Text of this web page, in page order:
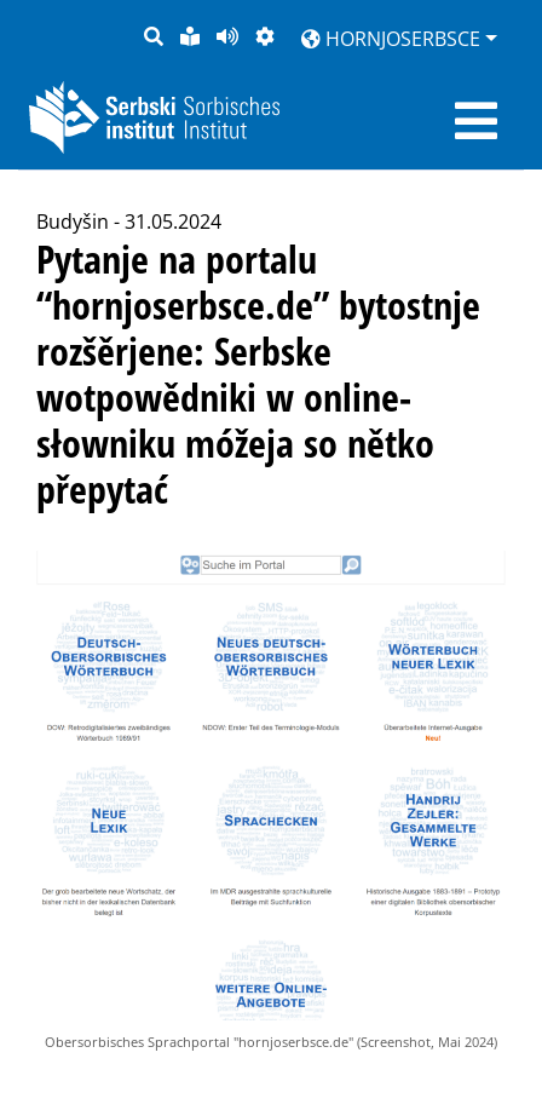
PYTANJE
LOCHKA
RĚČ
STRONU
PŘEDČITAĆ
ZWOBRAZNJENJE
HORNJOSERBSCE
Budyšin - 31.05.2024
Pytanje na portalu
“hornjoserbsce.de” bytostnje
rozšěrjene: Serbske
wotpowědniki w online-
słowniku móžeja so nětko
přepytać
Obersorbisches Sprachportal "hornjoserbsce.de" (Screenshot, Mai 2024)